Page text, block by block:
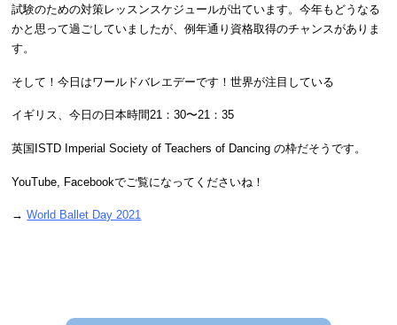
試験のための対策レッスンスケジュールが出ています。今年もどうなる
かと思って過ごしていましたが、例年通り資格取得のチャンスがありま
す。
そして！今日はワールドバレエデーです！世界が注目している
イギリス、今日の日本時間21：30〜21：35
英国ISTD Imperial Society of Teachers of Dancing の枠だそうです。
YouTube, Facebookでご覧になってくださいね！
→World Ballet Day 2021